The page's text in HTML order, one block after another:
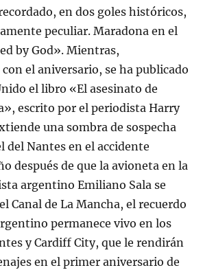
en dos goles históricos,
peculiar. Maradona en el
by God». Mientras,
el aniversario, se ha publicado
el libro «El asesinato de
escrito por el periodista Harry
una sombra de sospecha
del Nantes en el accidente
después de que la avioneta en la
argentino Emiliano Sala se
Canal de La Mancha, el recuerdo
permanece vivo en los
y Cardiff City, que le rendirán
en el primer aniversario de